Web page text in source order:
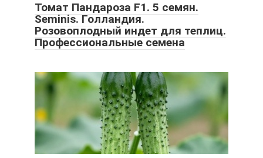
Томат Пандароза F1. 5 семян.
Seminis. Голландия.
Розовоплодный индет для теплиц.
Профессиональные семена